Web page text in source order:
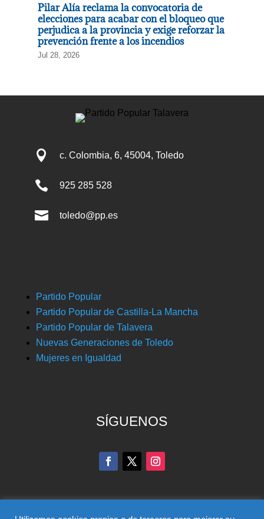
Pilar Alía reclama la convocatoria de
elecciones para acabar con el bloqueo que
perjudica a la provincia y exige reforzar la
prevención frente a los incendios
Jul 28, 2026
 c. Colombia, 6, 45004, Toledo
 925 285 528
 toledo@pp.es
Partido Popular
Partido Popular de Castilla-La Mancha
Partido Popular de Talavera
Nuevas Generaciones de Toledo
Mujeres en Igualdad
SÍGUENOS